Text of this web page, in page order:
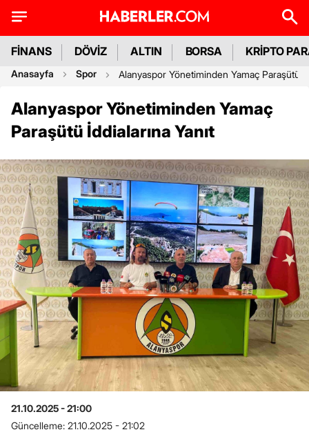
FİNANS DÖVİZ ALTIN BORSA KRİPTO
Anasayfa Spor Alanyaspor Yönetiminden Yamaç Paraşütü
Alanyaspor Yönetiminden Yamaç
Paraşütü İddialarına Yanıt
21.10.2025 - 21:00
Güncelleme: 21.10.2025 - 21:02